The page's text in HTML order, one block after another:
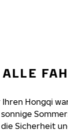
Hongqi
Sicherheit